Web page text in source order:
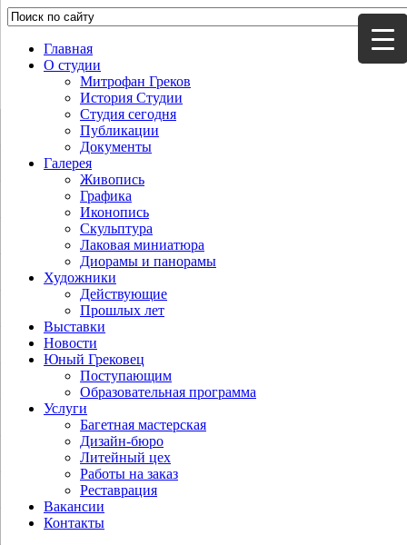
Главная
О студии
Митрофан Греков
История Студии
Студия сегодня
Публикации
Документы
Галерея
Живопись
Графика
Иконопись
Скульптура
Лаковая миниатюра
Диорамы и панорамы
Художники
Действующие
Прошлых лет
Выставки
Новости
Юный Грековец
Поступающим
Образовательная программа
Услуги
Багетная мастерская
Дизайн-бюро
Литейный цех
Работы на заказ
Реставрация
Вакансии
Контакты